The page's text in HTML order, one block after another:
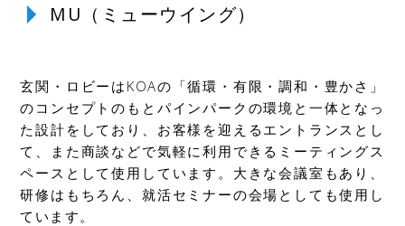
MU（ミューウイング）
玄関・ロビーはKOAの「循環・有限・調和・豊かさ」
のコンセプトのもとパインパークの環境と一体となっ
た設計をしており、お客様を迎えるエントランスとし
て、また商談などで気軽に利用できるミーティングス
ペースとして使用しています。大きな会議室もあり、
研修はもちろん、就活セミナーの会場としても使用し
ています。